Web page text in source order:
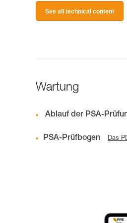
See all technical content
Wartung
Ablauf der PSA-
PSA-Prüfbogen Das